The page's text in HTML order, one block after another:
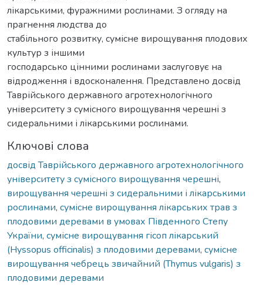
лікарськими, фуражними рослинами. З огляду на
прагнення людства до
стабільного розвитку, сумісне вирощування плодових
культур з іншими
господарсько цінними рослинами заслуговує на
відродження і вдосконалення. Представлено досвід
Таврійського державного агротехнологічного
університету з сумісного вирощування черешні з
сидеральними і лікарськими рослинами.
Ключові слова
досвід Таврійського державного агротехнологічного
університету з сумісного вирощування черешні,
вирощування черешні з сидеральними і лікарськими
рослинами, сумісне вирощування лікарських трав з
плодовими деревами в умовах Південного Степу
України, сумісне вирощування гісоп лікарський
(Hyssopus officinalis) з плодовими деревами, сумісне
вирощування чебрець звичайний (Thymus vulgaris) з
плодовими деревами